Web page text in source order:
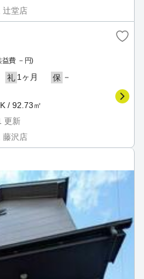
辻堂店
益費 －円)
礼 1ヶ月 保 －
/ 92.73㎡
更新
藤沢店